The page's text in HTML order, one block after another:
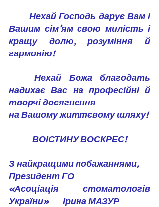
	Нехай Господь дарує Вам і
Вашим сім’ям свою милість і
кращу долю, розуміння й
гармонію!
	Нехай Божа благодать
надихає Вас на професійні й
творчі досягнення
на Вашому життєвому шляху!
ВОІСТИНУ ВОСКРЕС!
З найкращими побажаннями,
Президент ГО
«Асоціація стоматологів
України»       Ірина МАЗУР